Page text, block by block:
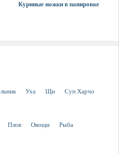
Куриные ножки в панировке
Уха Щи
Суп Харчо
Плов Овощи
Рыба